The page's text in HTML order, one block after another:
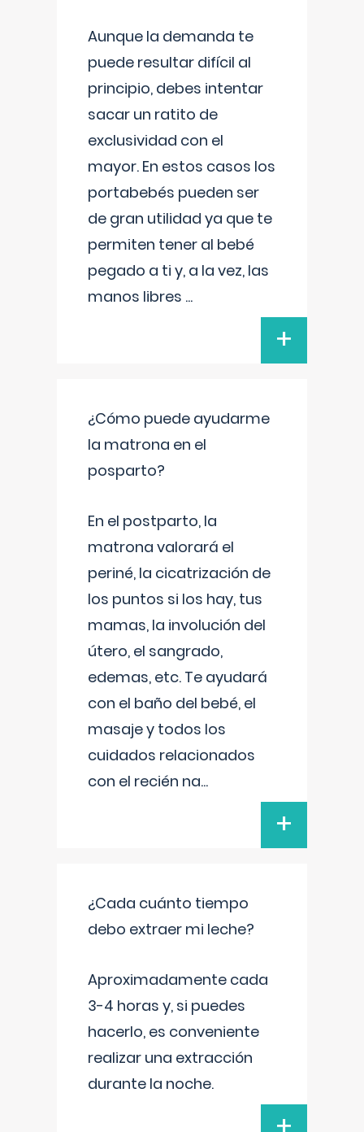
Aunque la demanda te
puede resultar difícil al
principio, debes intentar
sacar un ratito de
exclusividad con el
mayor. En estos casos los
portabebés pueden ser
de gran utilidad ya que te
permiten tener al bebé
pegado a ti y, a la vez, las
manos libres ...
+
¿Cómo puede ayudarme
la matrona en el
posparto?
En el postparto, la
matrona valorará el
periné, la cicatrización de
los puntos si los hay, tus
mamas, la involución del
útero, el sangrado,
edemas, etc. Te ayudará
con el baño del bebé, el
masaje y todos los
cuidados relacionados
con el recién na...
+
¿Cada cuánto tiempo
debo extraer mi leche?
Aproximadamente cada
3-4 horas y, si puedes
hacerlo, es conveniente
realizar una extracción
durante la noche.